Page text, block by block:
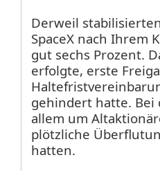
Derweil
SpaceX nach Ihrem
gut sechs Prozent.
erfolgte, erste
gehindert hatte. Bei
allem um
plötzliche
hatten.